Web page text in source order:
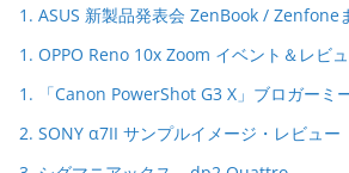
1. ASUS 新製品発表会 ZenBook / Zenfone
1. OPPO Reno 10x Zoom イベント＆レビ
1. 「Canon PowerShot G3 X」ブロガーミ
2. SONY α7II サンプルイメージ・レビュー